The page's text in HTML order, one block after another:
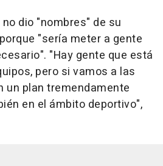
dio "nombres" de su
"sería meter a gente
"Hay gente que está
pero si vamos a las
un plan tremendamente
en el ámbito deportivo",